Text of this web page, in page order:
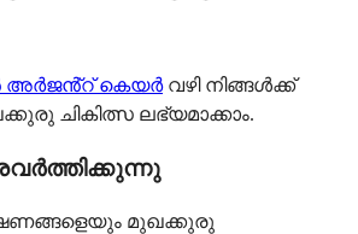
കെയർവഴി നിങ്ങൾക്ക്
ചികിത്സ ലഭ്യമാക്കാം.
മുഖക്കുരു